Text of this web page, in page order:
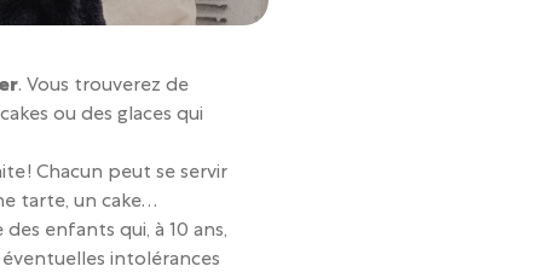
. Vous trouverez de
ou des glaces qui
! Chacun peut se servir
tarte, un cake…
enfants qui, à 10 ans,
intolérances